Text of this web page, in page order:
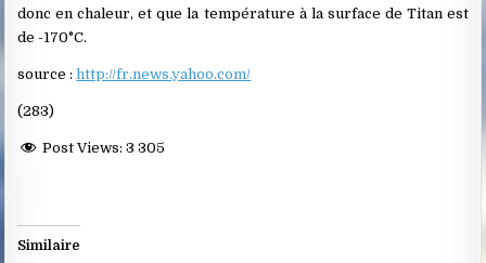
donc en chaleur, et que la température à la surface de Titan est
de -170°C.
source :http://fr.news.yahoo.com/
(283)
Post Views: 3 305
Similaire